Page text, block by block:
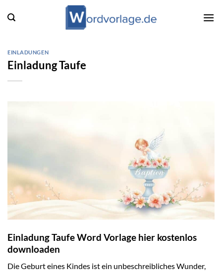
Inhalt
EINLADUNGEN
Einladung Taufe
Einladung Taufe Word Vorlage hier kostenlos
downloaden
Die Geburt eines Kindes ist ein unbeschreibliches Wunder,